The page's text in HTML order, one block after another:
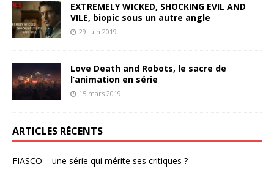
EXTREMELY WICKED, SHOCKING EVIL AND
VILE, biopic sous un autre angle
29 juin 2019
Love Death and Robots, le sacre de
l’animation en série
15 mars 2019
ARTICLES RÉCENTS
FIASCO – une série qui mérite ses critiques ?